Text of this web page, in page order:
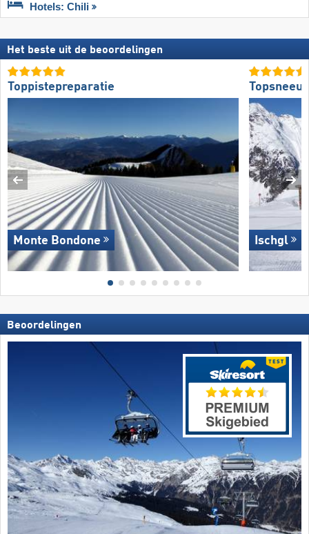
Hotels: Chili
Het beste uit de beoordelingen
Toppistepreparatie
Monte Bondone Ischgl
Beoordelingen